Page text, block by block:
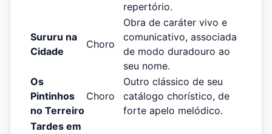
repertório.
Sururu na
Cidade
Choro
Obra de caráter vivo e
comunicativo, associada
de modo duradouro ao
seu nome.
Os
Pintinhos
no Terreiro
Choro
Outro clássico de seu
catálogo chorístico, de
forte apelo melódico.
Tardes em